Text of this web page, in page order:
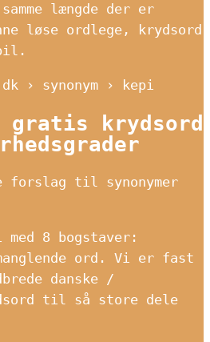
længde der er
løse ordlege, krydsord
› synonym › kepi
gratis krydsord
forslag til synonymer
med 8 bogstaver:
ord. Vi er fast
danske /
til så store dele